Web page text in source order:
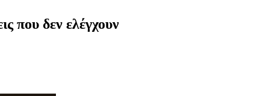
που δεν ελέγχουν